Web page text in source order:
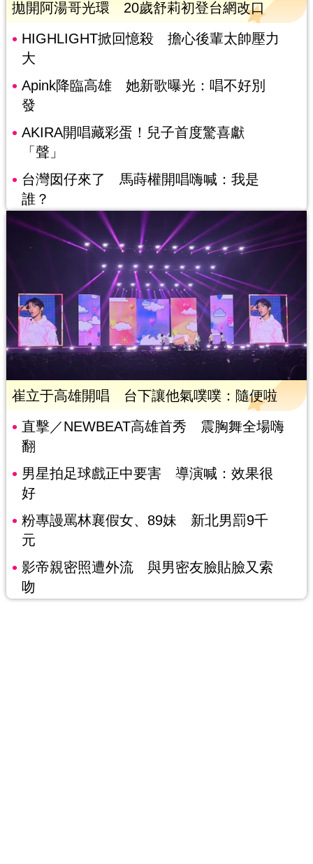
拋開阿湯哥光環 20歲舒莉初登台網改口
HIGHLIGHT掀回憶殺 擔心後輩太帥壓力
大
Apink降臨高雄 她新歌曝光：唱不好別
發
AKIRA開唱藏彩蛋！兒子首度驚喜獻
「聲」
台灣囡仔來了 馬蒔權開唱嗨喊：我是
誰？
崔立于高雄開唱 台下讓他氣噗噗：隨便啦
直擊／NEWBEAT高雄首秀 震胸舞全場嗨
翻
男星拍足球戲正中要害 導演喊：效果很
好
粉專謾罵林襄假女、89妹 新北男罰9千
元
影帝親密照遭外流 與男密友臉貼臉又索
吻